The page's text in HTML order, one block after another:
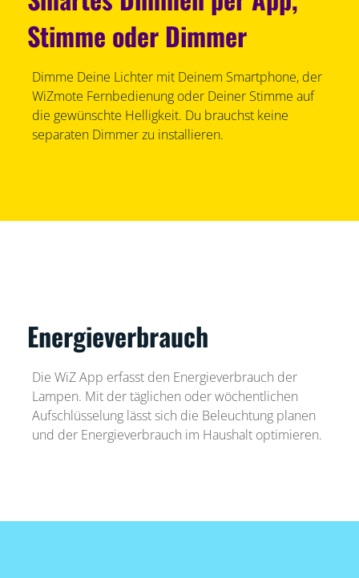
Stimme oder Dimmer
Dimme Deine Lichter mit Deinem Smartphone, der
WiZmote Fernbedienung oder Deiner Stimme auf
die gewünschte Helligkeit. Du brauchst keine
separaten Dimmer zu installieren.
Energieverbrauch
Die WiZ App erfasst den Energieverbrauch der
Lampen. Mit der täglichen oder wöchentlichen
Aufschlüsselung lässt sich die Beleuchtung planen
und der Energieverbrauch im Haushalt optimieren.